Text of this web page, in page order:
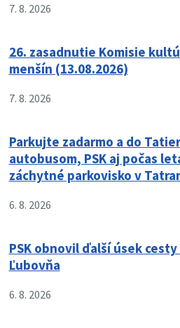
7. 8. 2026
26. zasadnutie Komisie
menšín (13.08.2026)
7. 8. 2026
Parkujte zadarmo a do
autobusom, PSK aj počas
záchytné parkovisko v
6. 8. 2026
PSK obnovil ďalší úsek
Ľubovňa
6. 8. 2026